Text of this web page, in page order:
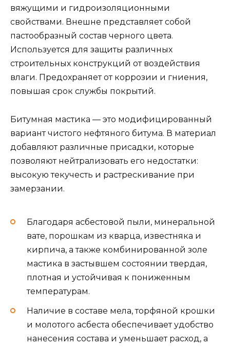
вяжущими и гидроизоляционными
свойствами. Внешне представляет собой
пастообразный состав черного цвета.
Используется для защиты различных
строительных конструкций от воздействия
влаги. Предохраняет от коррозии и гниения,
повышая срок службы покрытий.
Битумная мастика — это модифицированный
вариант чистого нефтяного битума. В материал
добавляют различные присадки, которые
позволяют нейтрализовать его недостатки:
высокую текучесть и растрескивание при
замерзании.
Благодаря асбестовой пыли, минеральной
вате, порошкам из кварца, известняка и
кирпича, а также комбинированной золе
мастика в застывшем состоянии твердая,
плотная и устойчивая к пониженным
температурам.
Наличие в составе мела, торфяной крошки
и молотого асбеста обеспечивает удобство
нанесения состава и уменьшает расход, а